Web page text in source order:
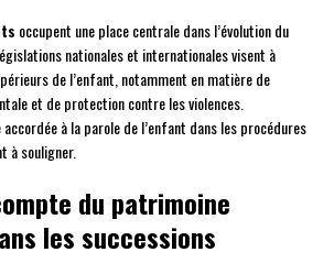
occupent une place centrale dans l’évolution du
nationales et internationales visent à
de l’enfant, notamment en matière de
et de protection contre les violences.
à la parole de l’enfant dans les procédures
à souligner.
du patrimoine
les successions